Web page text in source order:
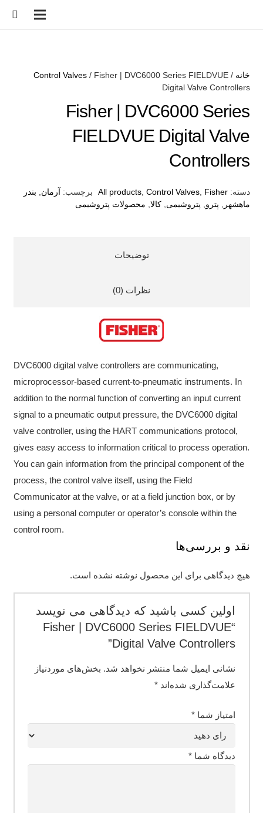
خانه /
Control Valves/ Fisher | DVC6000 Series FIELDVUE
Digital Valve Controllers
Fisher | DVC6000 Series
FIELDVUE Digital Valve
Controllers
دسته: All products, Control Valves, Fisher برچسب: آرمان, بندر
ماهشهر , پترو, پتروشیمی,کالا, محصولات پتروشیمی
توضیحات
نظرات (0)
DVC6000 digital valve controllers are communicating,
microprocessor-based current-to-pneumatic instruments. In
addition to the normal function of converting an input current
signal to a pneumatic output pressure, the DVC6000 digital
valve controller, using the HART communications protocol,
gives easy access to information critical to process operation.
You can gain information from the principal component of the
process, the control valve itself, using the Field
Communicator at the valve, or at a field junction box, or by
using a personal computer or operator’s console within the
control room.
نقد و بررسی‌ها
هیچ دیدگاهی برای این محصول نوشته نشده است.
اولین کسی باشید که دیدگاهی می نویسد
“Fisher | DVC6000 Series FIELDVUE
Digital Valve Controllers”
نشانی ایمیل شما منتشر نخواهد شد. بخش‌های موردنیاز
علامت‌گذاری شده‌اند *
امتیاز شما *
دیدگاه شما *